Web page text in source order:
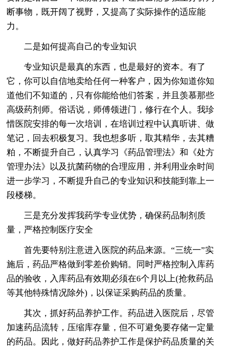
断事物，既开阔了视野，又提高了实际操作的适应能
力。
二是如何提高自己的专业知识
专业知识是最真的东西，也是最好的资本。有了
它，你可以自信地卖给任何一种客户，因为你知道你知
道他们不知道的，只有你能给他们答案，并且羡慕那些
高级药剂师。俗话说，师傅领进门，修行在个人。我珍
惜医院安排的每一次培训，在培训过程中认真听讲、做
笔记，回去积极复习。我也想多听，取其精华，去其糟
粕，不断提升自己，认真学习《药品管理法》和《处方
管理办法》以及抗菌药物的合理应用，并利用业余时间
进一步学习，不断提升自己的专业知识和技能到靠上一
段楼梯。
三是充分发挥我药学专业优势，确保药品制剂质
量，严格控制医疗安全
首先要特别注意进入医院的药品来源。“三统一”实
施后，药品严格做到零差价购销。同时严格控制入库药
品的验收，入库药品有效期必须在6个月以上(抢救药品
等其他特殊情况除外)，以保证采购药品的质量。
其次，抓好药品养护工作。药品进入医院后，尽管
加速药品流转，压缩库存量，但不可避免要存储一定量
的药品。因此，做好药品养护工作是保护药品质量的关